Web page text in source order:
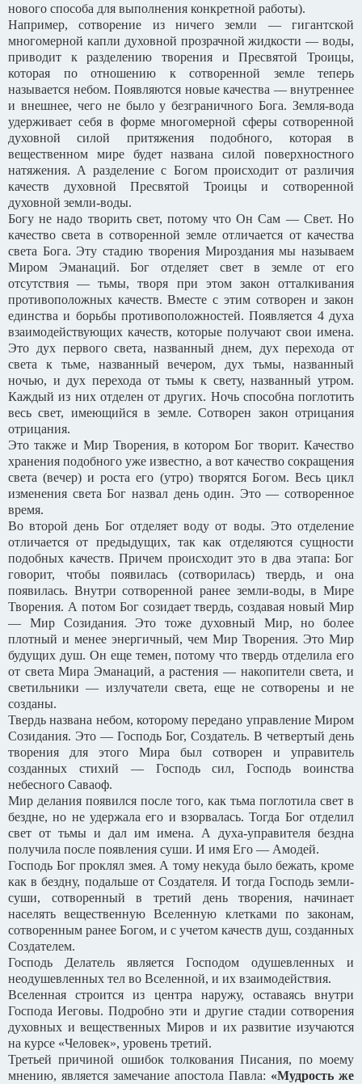
нового способа для выполнения конкретной работы).
Например, сотворение из ничего земли — гигантской
многомерной капли духовной прозрачной жидкости — воды,
приводит к разделению творения и Пресвятой Троицы,
которая по отношению к сотворенной земле теперь
называется небом. Появляются новые качества — внутреннее
и внешнее, чего не было у безграничного Бога. Земля-вода
удерживает себя в форме многомерной сферы сотворенной
духовной силой притяжения подобного, которая в
вещественном мире будет названа силой поверхностного
натяжения. А разделение с Богом происходит от различия
качеств духовной Пресвятой Троицы и сотворенной
духовной земли-воды.
Богу не надо творить свет, потому что Он Сам — Свет. Но
качество света в сотворенной земле отличается от качества
света Бога. Эту стадию творения Мироздания мы называем
Миром Эманаций. Бог отделяет свет в земле от его
отсутствия — тьмы, творя при этом закон отталкивания
противоположных качеств. Вместе с этим сотворен и закон
единства и борьбы противоположностей. Появляется 4 духа
взаимодействующих качеств, которые получают свои имена.
Это дух первого света, названный днем, дух перехода от
света к тьме, названный вечером, дух тьмы, названный
ночью, и дух перехода от тьмы к свету, названный утром.
Каждый из них отделен от других. Ночь способна поглотить
весь свет, имеющийся в земле. Сотворен закон отрицания
отрицания.
Это также и Мир Творения, в котором Бог творит. Качество
хранения подобного уже известно, а вот качество сокращения
света (вечер) и роста его (утро) творятся Богом. Весь цикл
изменения света Бог назвал день один. Это — сотворенное
время.
Во второй день Бог отделяет воду от воды. Это отделение
отличается от предыдущих, так как отделяются сущности
подобных качеств. Причем происходит это в два этапа: Бог
говорит, чтобы появилась (сотворилась) твердь, и она
появилась. Внутри сотворенной ранее земли-воды, в Мире
Творения. А потом Бог созидает твердь, создавая новый Мир
— Мир Созидания. Это тоже духовный Мир, но более
плотный и менее энергичный, чем Мир Творения. Это Мир
будущих душ. Он еще темен, потому что твердь отделила его
от света Мира Эманаций, а растения — накопители света, и
светильники — излучатели света, еще не сотворены и не
созданы.
Твердь названа небом, которому передано управление Миром
Созидания. Это — Господь Бог, Создатель. В четвертый день
творения для этого Мира был сотворен и управитель
созданных стихий — Господь сил, Господь воинства
небесного Саваоф.
Мир делания появился после того, как тьма поглотила свет в
бездне, но не удержала его и взорвалась. Тогда Бог отделил
свет от тьмы и дал им имена. А духа-управителя бездна
получила после появления суши. И имя Его — Амодей.
Господь Бог проклял змея. А тому некуда было бежать, кроме
как в бездну, подальше от Создателя. И тогда Господь земли-
суши, сотворенный в третий день творения, начинает
населять вещественную Вселенную клетками по законам,
сотворенным ранее Богом, и с учетом качеств душ, созданных
Создателем.
Господь Делатель является Господом одушевленных и
неодушевленных тел во Вселенной, и их взаимодействия.
Вселенная строится из центра наружу, оставаясь внутри
Господа Иеговы. Подробно эти и другие стадии сотворения
духовных и вещественных Миров и их развитие изучаются
на курсе «Человек», уровень третий.
Третьей причиной ошибок толкования Писания, по моему
мнению, является замечание апостола Павла: «Мудрость же